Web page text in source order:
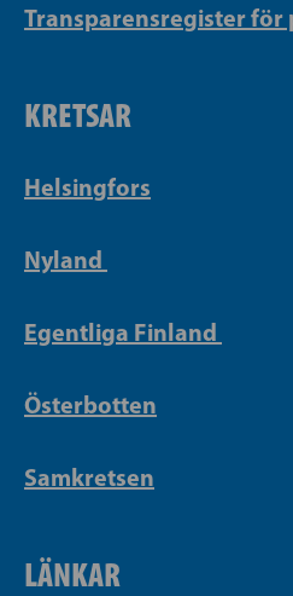
Transparensregister
KRETSAR
Helsingfors
Nyland
Egentliga Finland
Österbotten
Samkretsen
LÄNKAR